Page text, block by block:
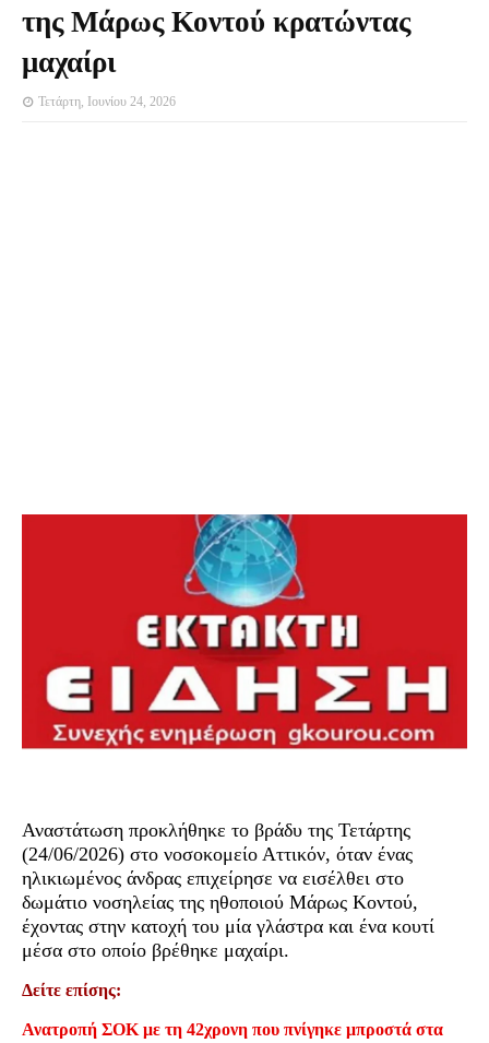
της Μάρως Κοντού κρατώντας
μαχαίρι
Τετάρτη, Ιουνίου 24, 2026
Αναστάτωση προκλήθηκε το βράδυ της Τετάρτης
(24/06/2026) στο νοσοκομείο Αττικόν, όταν ένας
ηλικιωμένος άνδρας επιχείρησε να εισέλθει στο
δωμάτιο νοσηλείας της ηθοποιού Μάρως Κοντού,
έχοντας στην κατοχή του μία γλάστρα και ένα κουτί
μέσα στο οποίο βρέθηκε μαχαίρι.
Δείτε επίσης:
Ανατροπή ΣΟΚ με τη 42χρονη που πνίγηκε μπροστά στα